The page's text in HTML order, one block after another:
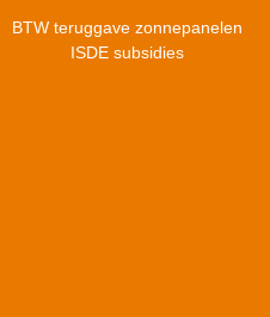
BTW teruggave zonnepanelen
ISDE subsidies